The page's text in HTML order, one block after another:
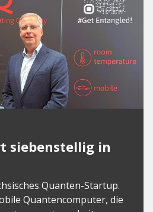
siebenstellig in
Quanten-Startup.
Quantencomputer, die